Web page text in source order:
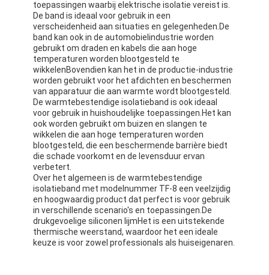
De Plakband van de glasdoek
De Plakband van de Polyimidefilm
Aluminiumfolie Plakband
De Doekband van het aluminiumfolieglas
Folie Onder ogen gezien Kraftpapier-Document
De Doek van de aluminiumfolieglasvezel
De Band van het foliegrof linnen
De Band van de doekbuis
Tweezijdige Plakband
toepassingen waarbij elektrische isolatie vereist is.
De band is ideaal voor gebruik in een
verscheidenheid aan situaties en gelegenheden.De
band kan ook in de automobielindustrie worden
gebruikt om draden en kabels die aan hoge
temperaturen worden blootgesteld te
wikkelenBovendien kan het in de productie-industrie
worden gebruikt voor het afdichten en beschermen
van apparatuur die aan warmte wordt blootgesteld.
De warmtebestendige isolatieband is ook ideaal
voor gebruik in huishoudelijke toepassingen.Het kan
ook worden gebruikt om buizen en slangen te
wikkelen die aan hoge temperaturen worden
blootgesteld, die een beschermende barrière biedt
die schade voorkomt en de levensduur ervan
verbetert.
Over het algemeen is de warmtebestendige
isolatieband met modelnummer TF-8 een veelzijdig
en hoogwaardig product dat perfect is voor gebruik
in verschillende scenario's en toepassingen.De
drukgevoelige siliconen lijmHet is een uitstekende
thermische weerstand, waardoor het een ideale
keuze is voor zowel professionals als huiseigenaren.